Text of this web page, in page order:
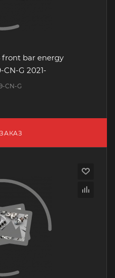
front bar energy
CN-G 2021-
CN-G